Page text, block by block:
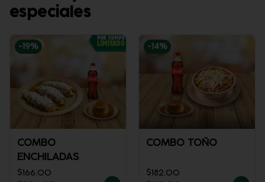
especiales
-19%
COMBO
ENCHILADAS
$166.00
-14%
COMBO TOÑO
$182.00